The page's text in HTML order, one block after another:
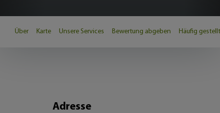
Über Karte Unsere Services Bewertung abgeben Häufig
Adresse